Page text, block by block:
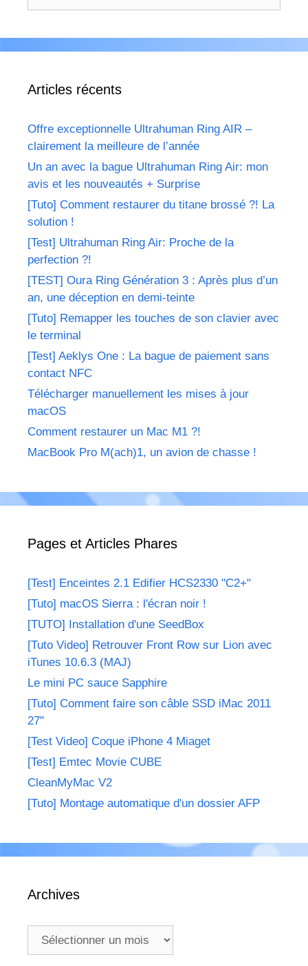
Articles récents
Offre exceptionnelle Ultrahuman Ring AIR –
clairement la meilleure de l’année
Un an avec la bague Ultrahuman Ring Air: mon
avis et les nouveautés + Surprise
[Tuto] Comment restaurer du titane brossé ?! La
solution !
[Test] Ultrahuman Ring Air: Proche de la
perfection ?!
[TEST] Oura Ring Génération 3 : Après plus d’un
an, une déception en demi-teinte
[Tuto] Remapper les touches de son clavier avec
le terminal
[Test] Aeklys One : La bague de paiement sans
contact NFC
Télécharger manuellement les mises à jour
macOS
Comment restaurer un Mac M1 ?!
MacBook Pro M(ach)1, un avion de chasse !
Pages et Articles Phares
[Test] Enceintes 2.1 Edifier HCS2330 "C2+"
[Tuto] macOS Sierra : l'écran noir !
[TUTO] Installation d'une SeedBox
[Tuto Video] Retrouver Front Row sur Lion avec
iTunes 10.6.3 (MAJ)
Le mini PC sauce Sapphire
[Tuto] Comment faire son câble SSD iMac 2011
27"
[Test Video] Coque iPhone 4 Miaget
[Test] Emtec Movie CUBE
CleanMyMac V2
[Tuto] Montage automatique d'un dossier AFP
Archives
Archives